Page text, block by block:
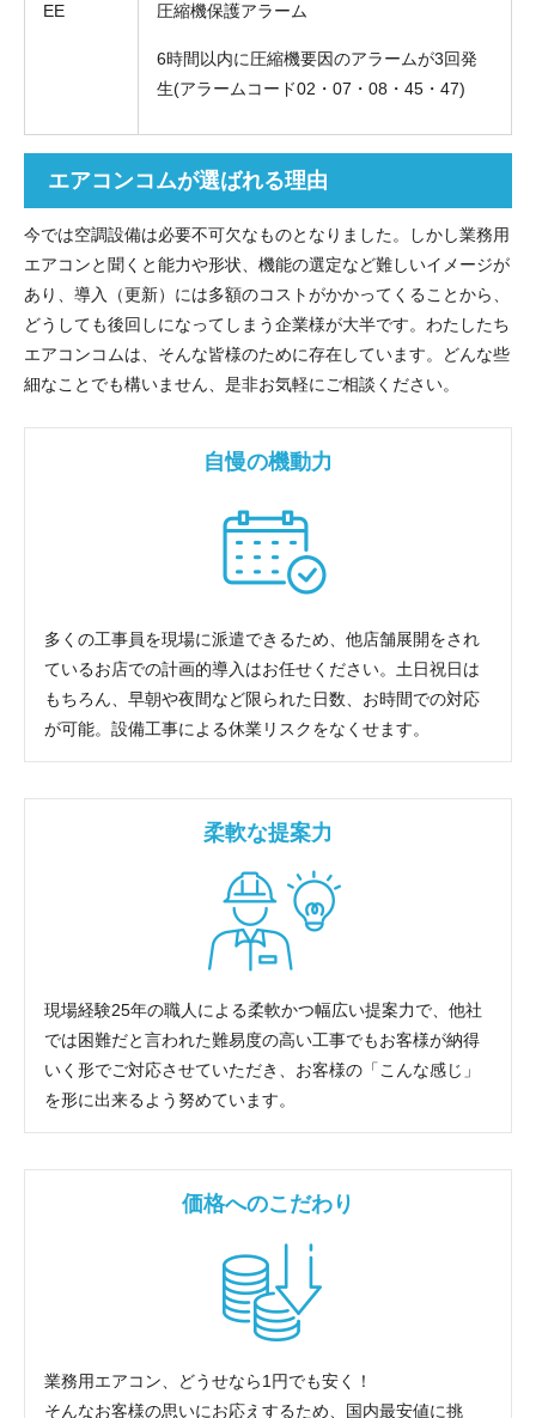
EE 圧縮機保護アラーム
6時間以内に圧縮機要因のアラームが3回発
生(アラームコード02・07・08・45・47)
エアコンコムが選ばれる理由
今では空調設備は必要不可欠なものとなりました。しかし業務用
エアコンと聞くと能力や形状、機能の選定など難しいイメージが
あり、導入（更新）には多額のコストがかかってくることから、
どうしても後回しになってしまう企業様が大半です。わたしたち
エアコンコムは、そんな皆様のために存在しています。どんな些
細なことでも構いません、是非お気軽にご相談ください。
自慢の機動力
多くの工事員を現場に派遣できるため、他店舗展開をされ
ているお店での計画的導入はお任せください。土日祝日は
もちろん、早朝や夜間など限られた日数、お時間での対応
が可能。設備工事による休業リスクをなくせます。
柔軟な提案力
現場経験25年の職人による柔軟かつ幅広い提案力で、他社
では困難だと言われた難易度の高い工事でもお客様が納得
いく形でご対応させていただき、お客様の「こんな感じ」
を形に出来るよう努めています。
価格へのこだわり
業務用エアコン、どうせなら1円でも安く！
そんなお客様の思いにお応えするため、国内最安値に挑